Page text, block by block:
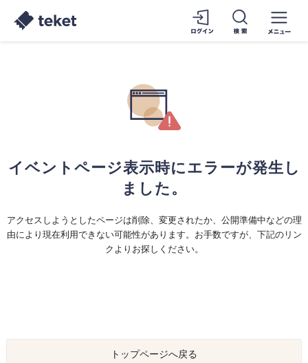
イベントページ表示時にエラーが発生し
ました。
アクセスしようとしたページは削除、変更されたか、公開準備中などの理
由により現在利用できない可能性があります。お手数ですが、下記のリン
クよりお探しください。
トップページへ戻る